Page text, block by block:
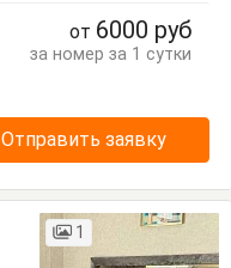
Шкаф
от 6000 руб
за номер за 1 сутки
Отправить заявку
1